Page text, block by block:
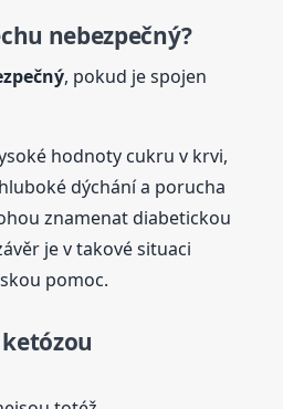
u nebezpečný?
, pokud je spojen
hodnoty cukru v krvi,
dýchání a porucha
znamenat diabetickou
je v takové situaci
pomoc.